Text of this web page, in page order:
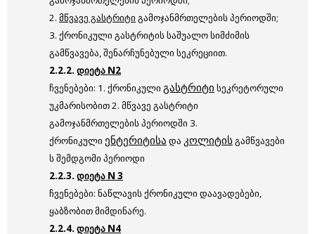
2. მწვავე გასტრიტი გამოჯანმრთელების პერიოდში;
3. ქრონიკული გასტრიტის საშუალო სიმძიმის
გამწვავება, შენარჩუნებული სეკრეციით.
2.2.2. დიეტა N2
ჩვენებები: 1. ქრონიკული გასტრიტი სეკრეტორული
უკმარისობით 2. მწვავე გასტრიტი
გამოჯანმრთელების პერიოდში 3.
ქრონიკული ენტერიტისა და კოლიტის გამწვავები
ს შემდგომი პერიოდი
2.2.3. დიეტა N 3
ჩვენებები: ნაწლავის ქრონიკული დაავადებები,
ყაბზობით მიმდინარე.
2.2.4. დიეტა N4